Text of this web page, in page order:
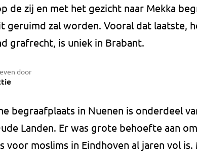
de zij en met het gezicht naar Mekka
geruimd zal worden. Vooral dat laatste,
grafrecht, is uniek in Brabant.
door
begraafplaats in Nuenen is onderdeel
Landen. Er was grote behoefte aan
voor moslims in Eindhoven al jaren vol is.